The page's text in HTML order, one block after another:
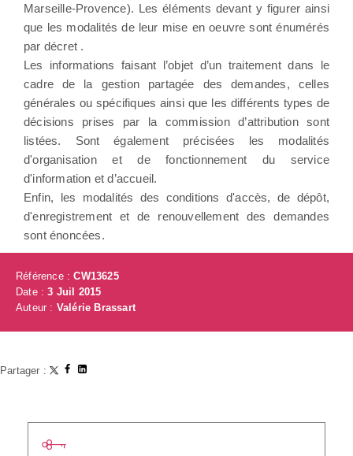
Marseille-Provence). Les éléments devant y figurer ainsi
que les modalités de leur mise en oeuvre sont énumérés
par décret .
Les informations faisant l’objet d’un traitement dans le
cadre de la gestion partagée des demandes, celles
générales ou spécifiques ainsi que les différents types de
décisions prises par la commission d’attribution sont
listées. Sont également précisées les modalités
d'organisation et de fonctionnement du service
d'information et d’accueil.
Enfin, les modalités des conditions d'accès, de dépôt,
d'enregistrement et de renouvellement des demandes
sont énoncées.
Référence :CW13625
Date :3 Juil 2015
Auteur : Valérie Brassart
Partager :